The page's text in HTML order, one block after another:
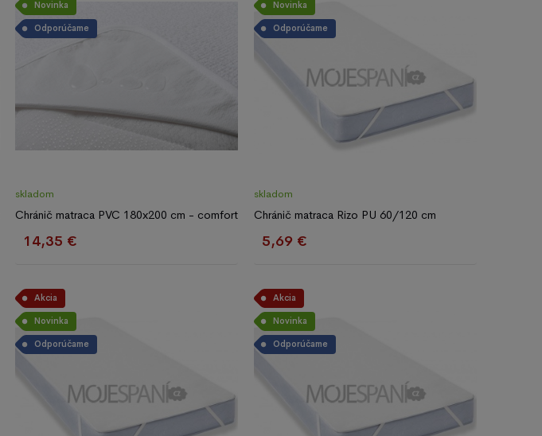
Novinka
Odporúčame
skladom
Chránič matraca PVC 180x200 cm - comfort
14,35 €
Novinka
Odporúčame
skladom
Chránič matraca Rizo PU 60/120 cm
5,69 €
Akcia
Novinka
Odporúčame
Akcia
Novinka
Odporúčame